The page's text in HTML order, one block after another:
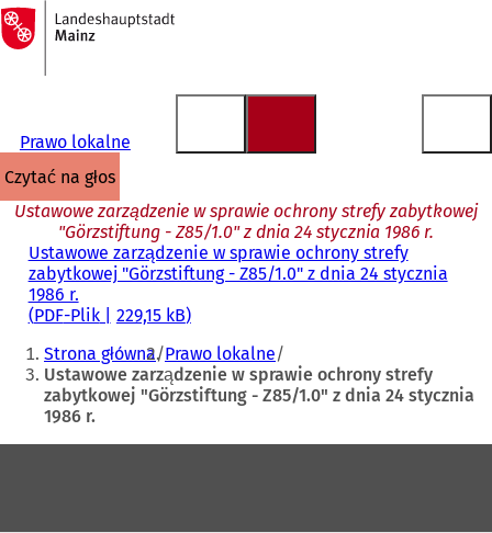
Przejdź do treści
Do
strony
głównej
Prawo lokalne
czytać na głos
Ustawowe zarządzenie w sprawie ochrony strefy zabytkowej
"Görzstiftung - Z85/1.0" z dnia 24 stycznia 1986 r.
Ustawowe zarządzenie w sprawie ochrony strefy
zabytkowej "Görzstiftung - Z85/1.0" z dnia 24 stycznia
1986 r.
PDF-Plik 229,15 kB
Jesteś
tutaj:
Strona główna Prawo lokalne
Ustawowe zarządzenie w sprawie ochrony strefy
zabytkowej "Görzstiftung - Z85/1.0" z dnia 24 stycznia
1986 r.